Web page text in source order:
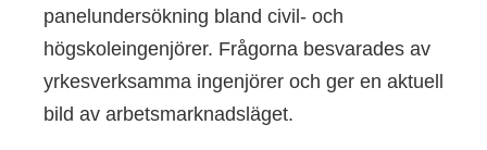
panelundersökning bland civil- och
högskoleingenjörer. Frågorna besvarades av
yrkesverksamma ingenjörer och ger en aktuell
bild av arbetsmarknadsläget.